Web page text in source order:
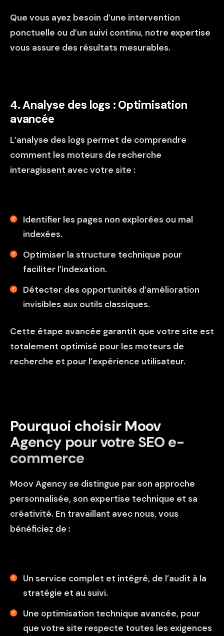
Que vous ayez besoin d’une intervention
ponctuelle ou d’un suivi continu, notre expertise
vous assure des résultats mesurables.
4. Analyse des logs : Optimisation
avancée
L’analyse des logs permet de comprendre
comment les moteurs de recherche
interagissent avec votre site :
Identifier les pages non explorées ou mal
indexées.
Optimiser la structure technique pour
faciliter l’indexation.
Détecter des opportunités d’amélioration
invisibles aux outils classiques.
Cette étape avancée garantit que votre site est
totalement optimisé pour les moteurs de
recherche et pour l’expérience utilisateur.
Pourquoi choisir Moov
Agency pour votre SEO e-
commerce
Moov Agency se distingue par son approche
personnalisée, son expertise technique et sa
créativité. En travaillant avec nous, vous
bénéficiez de :
Un service complet et intégré, de l’audit à la
stratégie et au suivi.
Une optimisation technique avancée, pour
que votre site respecte toutes les exigences